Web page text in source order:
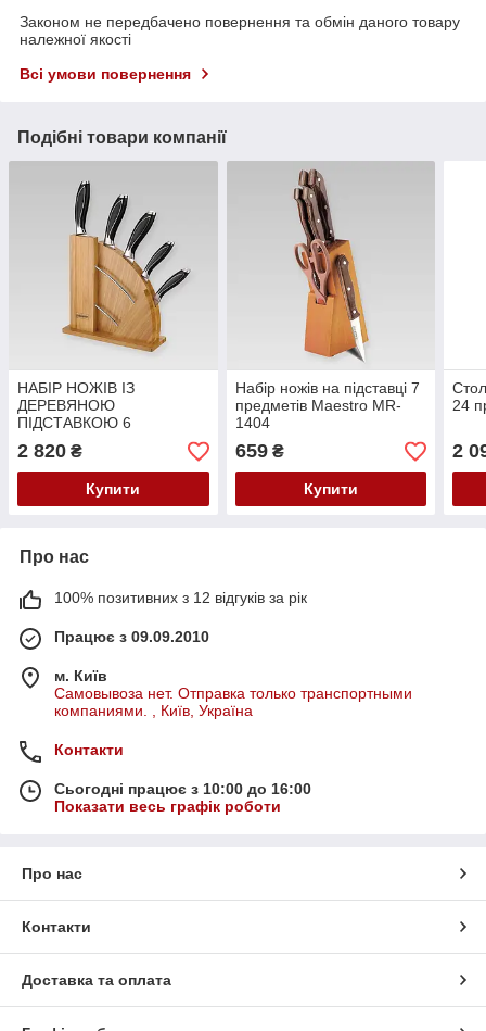
Законом не передбачено повернення та обмін даного товару
належної якості
Всі умови повернення
Подібні товари компанії
НАБІР НОЖІВ ІЗ
ДЕРЕВЯНОЮ
ПІДСТАВКОЮ 6
ПРЕДМЕТІВ MAESTRO
MR-1425
2 820 ₴
Купити
Набір ножів на підставці 7
предметів Maestro MR-
1404
659₴
Купити
24
2
Про нас
100% позитивних з 12 відгуків за рік
Працює з 09.09.2010
м. Київ
Самовывоза нет. Отправка только транспортными
компаниями. , Київ, Україна
Контакти
Сьогодні працює з 10:00 до 16:00
Показати весь графік роботи
Про нас
Контакти
Доставка та оплата